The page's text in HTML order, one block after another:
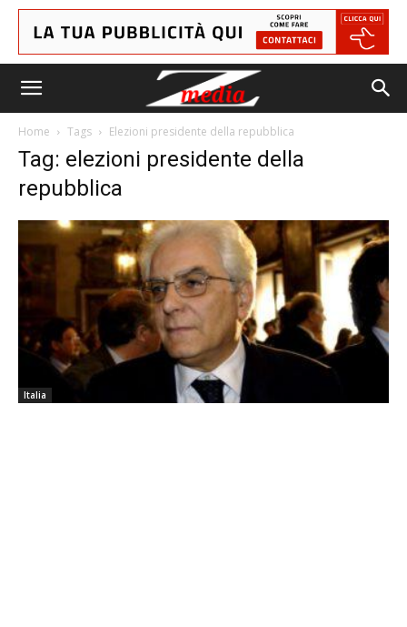
Home Tags Elezioni presidente della repubblica
Tag: elezioni presidente della
repubblica
Italia